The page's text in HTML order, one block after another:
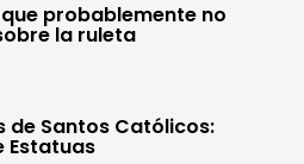
probablemente no
la ruleta
de Santos Católicos:
Estatuas